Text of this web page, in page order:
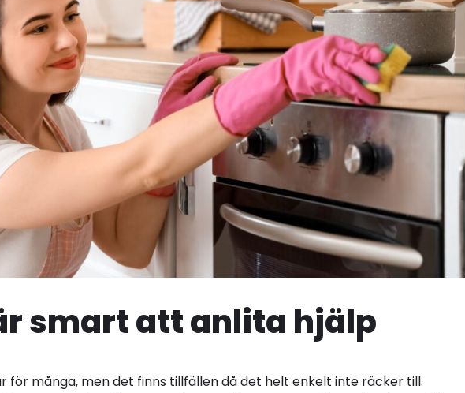
smart att anlita hjälp
för många, men det finns tillfällen då det helt enkelt inte räcker till.